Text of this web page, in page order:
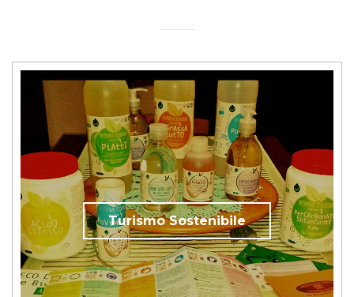
Turismo Sostenibile